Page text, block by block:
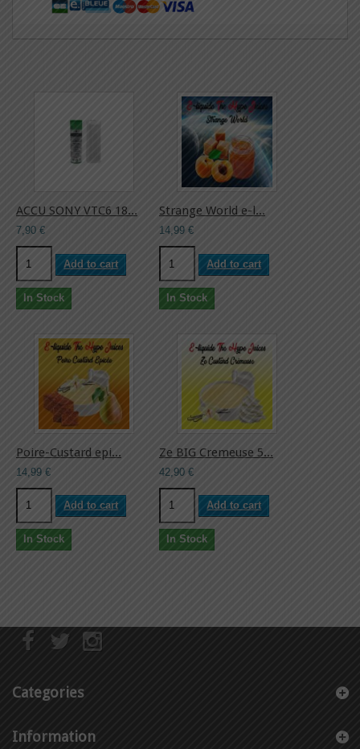
ACCU SONY VTC6 18...
7,90 €
Add to cart
In Stock
Strange World e-l...
14,99 €
Add to cart
In Stock
Poire-Custard epi...
14,99 €
Add to cart
In Stock
Ze BIG Cremeuse 5...
42,90 €
Add to cart
In Stock
Categories
Information